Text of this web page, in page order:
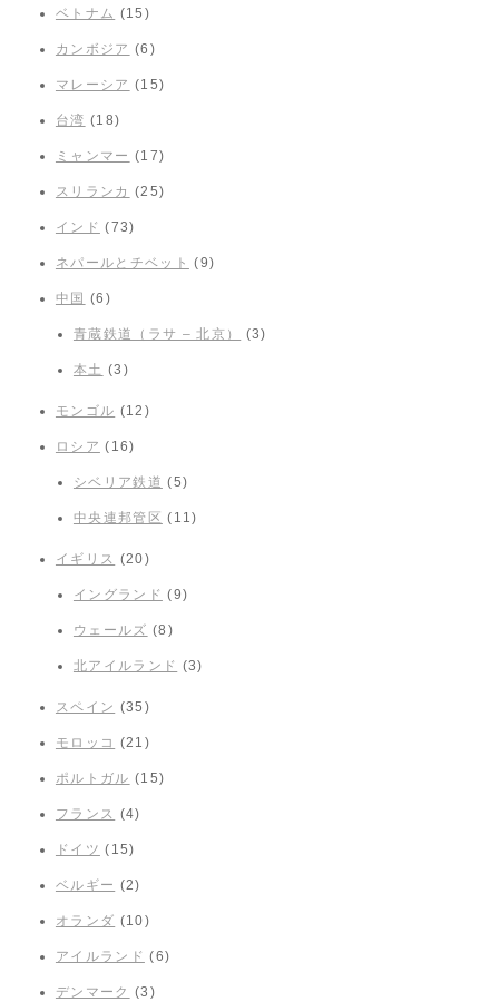
ベトナム (15)
カンボジア (6)
マレーシア (15)
台湾 (18)
ミャンマー (17)
スリランカ (25)
インド (73)
ネパールとチベット (9)
中国 (6)
青蔵鉄道（ラサ – 北京） (3)
本土 (3)
モンゴル (12)
ロシア (16)
シベリア鉄道 (5)
中央連邦管区 (11)
イギリス (20)
イングランド (9)
ウェールズ (8)
北アイルランド (3)
スペイン (35)
モロッコ (21)
ポルトガル (15)
フランス (4)
ドイツ (15)
ベルギー (2)
オランダ (10)
アイルランド (6)
デンマーク (3)